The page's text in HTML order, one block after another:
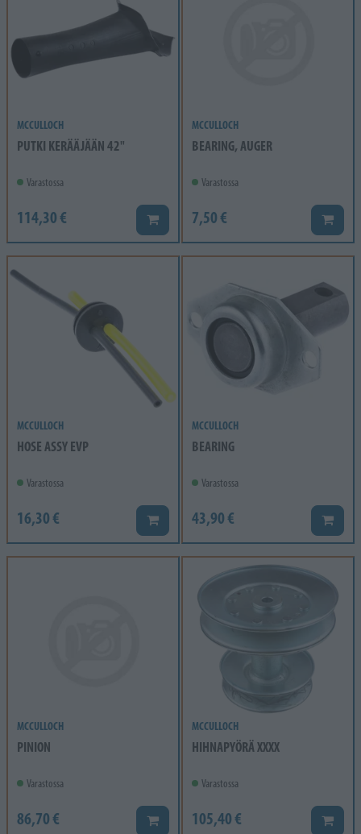
MCCULLOCH
PUTKI KERÄÄJÄÄN 42"
Varastossa
114,30 € Lisää koriin
MCCULLOCH
BEARING, AUGER
Varastossa
7,50 € Lisää
MCCULLOCH
HOSE ASSY EVP
Varastossa
16,30 € Lisää koriin
MCCULLOCH
BEARING
Varastossa
43,90 € Lisää
MCCULLOCH
PINION
Varastossa
86,70 € Lisää koriin
MCCULLOCH
HIHNAPYÖRÄ XXXX
Varastossa
105,40 € Lisää